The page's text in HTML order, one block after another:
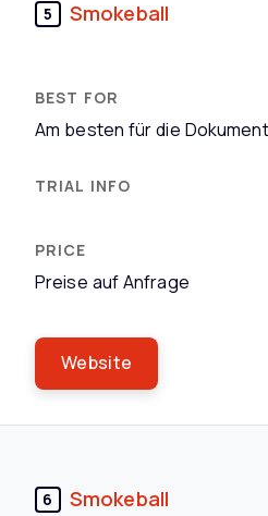
5 Smokeball
Am besten für die
Preise auf Anfrage
Website
6 Smokeball